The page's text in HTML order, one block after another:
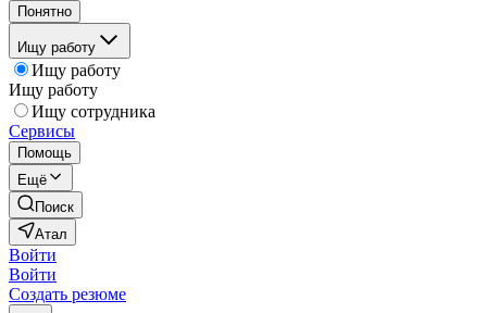
Понятно
Ищу работу
Ищу работу
Ищу работу
Ищу сотрудника
Сервисы
Помощь
Ещё
Поиск
Атал
Войти
Войти
Создать резюме